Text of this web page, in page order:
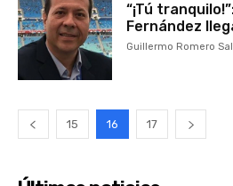
“¡Tú
Fernández
Guillermo Romero
15 16 17